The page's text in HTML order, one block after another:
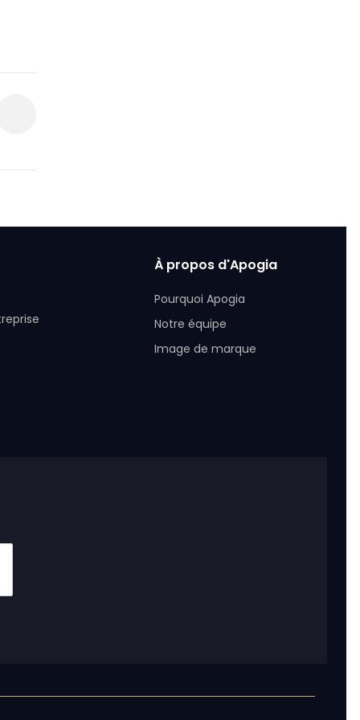
À propos d'Apogia
Pourquoi Apogia
Notre équipe
Image de marque